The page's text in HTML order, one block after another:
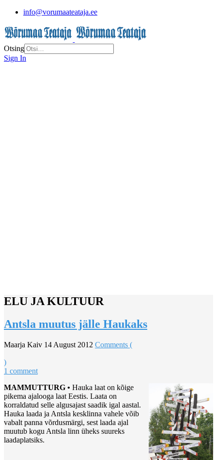
info@vorumaateataja.ee
Otsing
Sign In
ELU JA KULTUUR
Antsla muutus jälle Haukaks
Maarja Kaiv 14 August 2012 Comments (
)
1 comment
MAMMUTTURG • Hauka laat on kõige
pikema ajalooga laat Eestis. Laata on
korraldatud selle algusajast saadik igal aastal.
Hauka laada ja Antsla kesklinna vahele võib
vabalt panna võrdusmärgi, sest laada ajal
muutub kogu Antsla linn üheks suureks
laadaplatsiks.